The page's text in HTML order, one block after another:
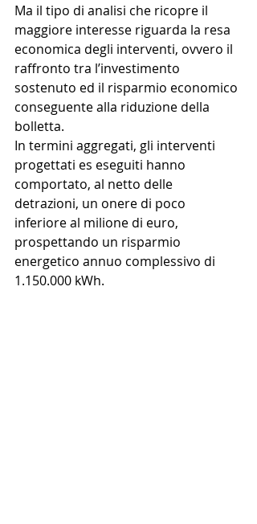
Ma il tipo di analisi che ricopre il
maggiore interesse riguarda la resa
economica degli interventi, ovvero il
raffronto tra l’investimento
sostenuto ed il risparmio economico
conseguente alla riduzione della
bolletta.
In termini aggregati, gli interventi
progettati es eseguiti hanno
comportato, al netto delle
detrazioni, un onere di poco
inferiore al milione di euro,
prospettando un risparmio
energetico annuo complessivo di
1.150.000 kWh.